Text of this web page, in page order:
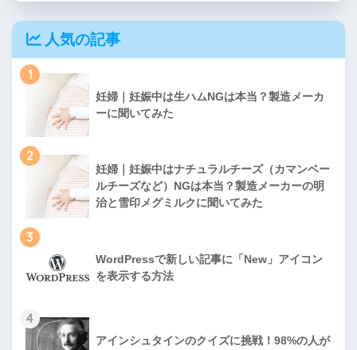
人気の記事
1
妊婦｜妊娠中は生ハムNGは本当？製造メーカ
ーに聞いてみた
2
妊婦｜妊娠中はナチュラルチーズ（カマンベー
ルチーズなど）NGは本当？製造メーカーの明
治と雪印メグミルクに聞いてみた
3
WordPressで新しい記事に「New」アイコン
を表示する方法
4
アインシュタインのクイズに挑戦！98%の人が